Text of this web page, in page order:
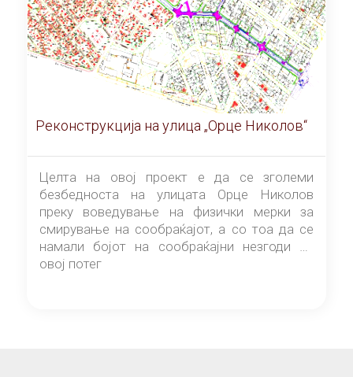
Реконструкција на улица „Орце Николов“
Целта на овој проект е да се зголеми
безбедноста на улицата Орце Николов
преку воведување на физички мерки за
смирување на сообраќајот, а со тоа да се
намали бојот на сообраќајни незгоди на
овој потег